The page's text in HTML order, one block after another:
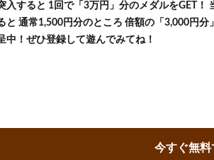
入すると 1回で「3万円」分のメダルをGET！
と 通常1,500円分のところ 倍額の「3,000円分
中！ぜひ登録して遊んでみてね！
今すぐ無料